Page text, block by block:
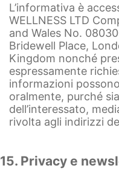
L’informativa è
WELLNESS LTD
and Wales No.
Bridewell Place,
Kingdom nonché
espressamente
informazioni
oralmente, purché
dell’interessato,
rivolta agli indirizzi
15. Privacy e